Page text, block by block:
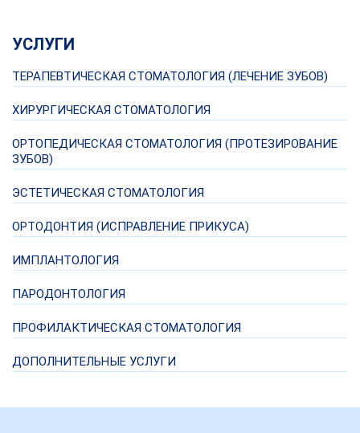
УСЛУГИ
ТЕРАПЕВТИЧЕСКАЯ СТОМАТОЛОГИЯ (ЛЕЧЕНИЕ ЗУБОВ)
ХИРУРГИЧЕСКАЯ СТОМАТОЛОГИЯ
ОРТОПЕДИЧЕСКАЯ СТОМАТОЛОГИЯ (ПРОТЕЗИРОВАНИЕ
ЗУБОВ)
ЭСТЕТИЧЕСКАЯ СТОМАТОЛОГИЯ
ОРТОДОНТИЯ (ИСПРАВЛЕНИЕ ПРИКУСА)
ИМПЛАНТОЛОГИЯ
ПАРОДОНТОЛОГИЯ
ПРОФИЛАКТИЧЕСКАЯ СТОМАТОЛОГИЯ
ДОПОЛНИТЕЛЬНЫЕ УСЛУГИ